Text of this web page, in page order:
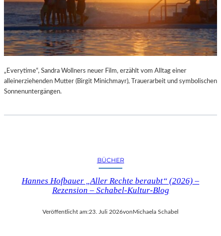
„Everytime“, Sandra Wollners neuer Film, erzählt vom Alltag einer
alleinerziehenden Mutter (Birgit Minichmayr), Trauerarbeit und symbolischen
Sonnenuntergängen.
BÜCHER
Hannes Hofbauer „Aller Rechte beraubt“ (2026) –
Rezension – Schabel-Kultur-Blog
Veröffentlicht am:23. Juli 2026vonMichaela Schabel